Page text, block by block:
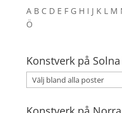
A B C D E F G H I J K L
Ö
Konstverk på